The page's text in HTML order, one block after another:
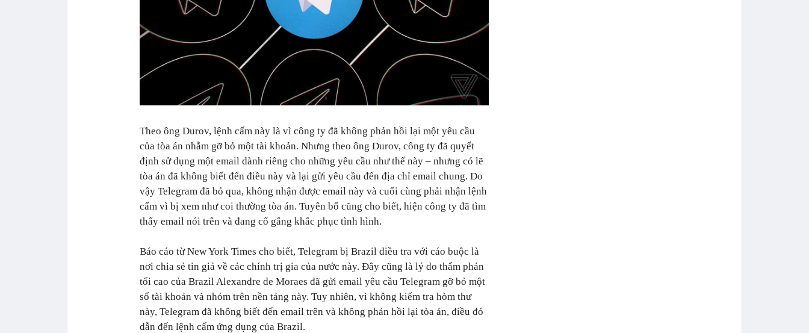
Theo ông Durov, lệnh cấm này là vì công ty đã không phản hồi lại một yêu cầu
của tòa án nhằm gỡ bỏ một tài khoản. Nhưng theo ông Durov, công ty đã quyết
định sử dụng một email dành riêng cho những yêu cầu như thế này – nhưng có lẽ
tòa án đã không biết đến điều này và lại gửi yêu cầu đến địa chỉ email chung. Do
vậy Telegram đã bỏ qua, không nhận được email này và cuối cùng phải nhận lệnh
cấm vì bị xem như coi thường tòa án. Tuyên bố cũng cho biết, hiện công ty đã tìm
thấy email nói trên và đang cố gắng khắc phục tình hình.
Báo cáo từ New York Times cho biết, Telegram bị Brazil điều tra với cáo buộc là
nơi chia sẻ tin giả về các chính trị gia của nước này. Đây cũng là lý do thẩm phán
tối cao của Brazil Alexandre de Moraes đã gửi email yêu cầu Telegram gỡ bỏ một
số tài khoản và nhóm trên nền tảng này. Tuy nhiên, vì không kiểm tra hòm thư
này, Telegram đã không biết đến email trên và không phản hồi lại tòa án, điều đó
dẫn đến lệnh cấm ứng dụng của Brazil.